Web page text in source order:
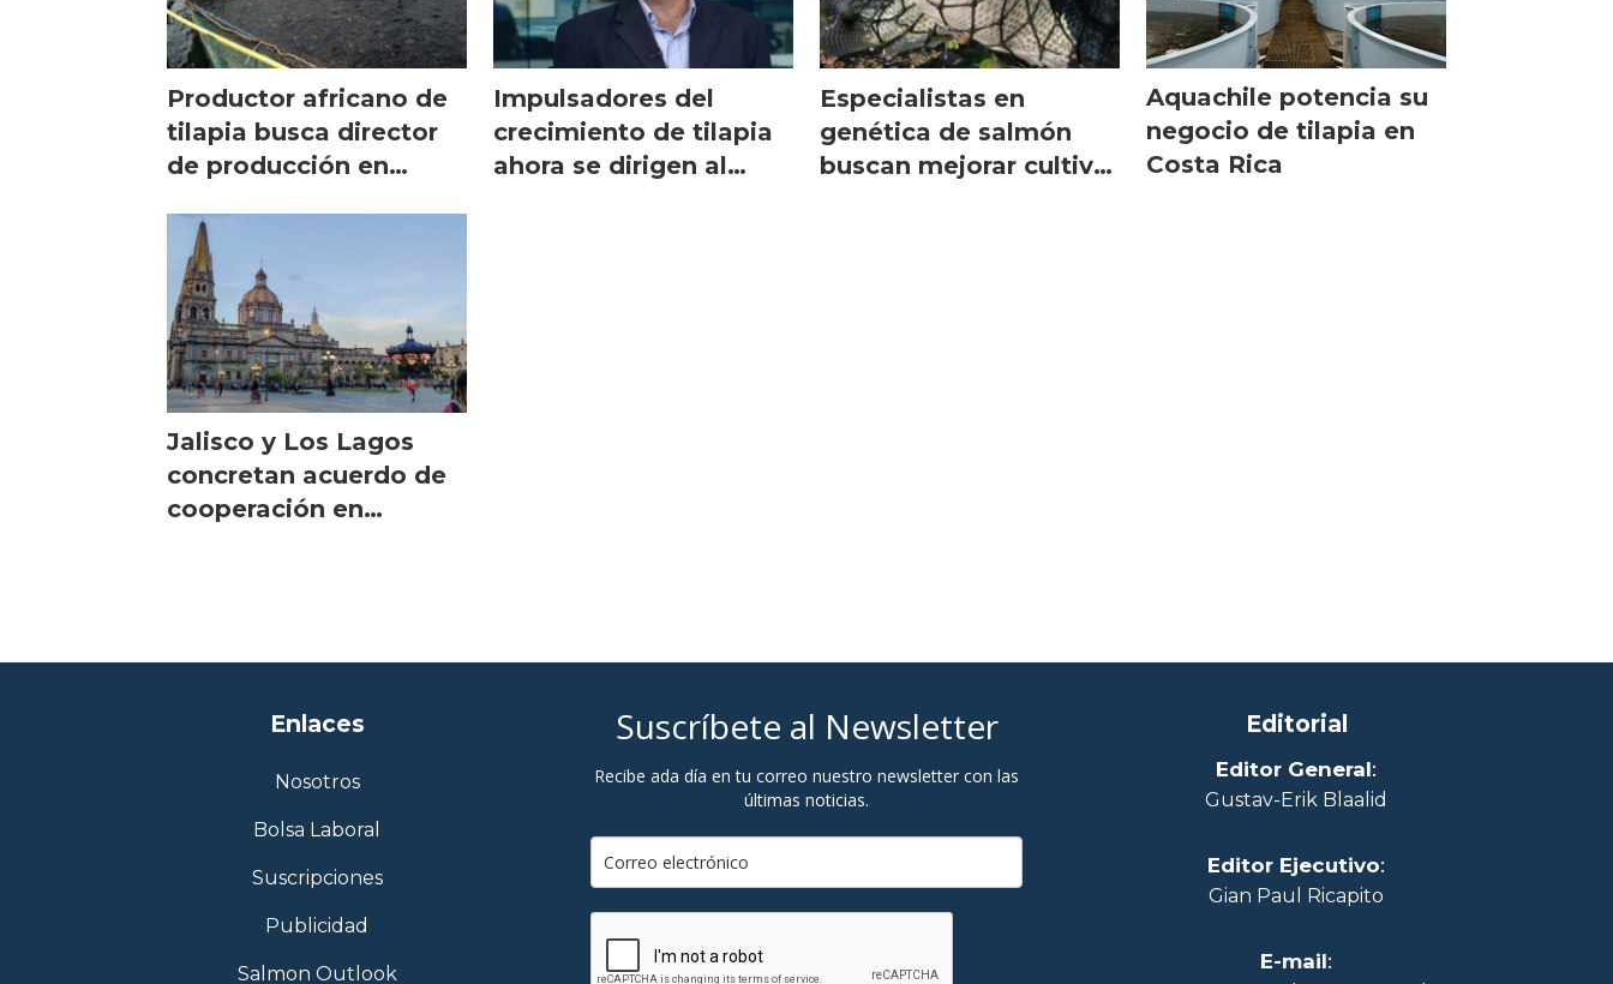
Productor africano de
tilapia busca director
de producción en
Impulsadores del
crecimiento de tilapia
ahora se dirigen al
Especialistas en
genética de salmón
buscan mejorar cultivo
Aquachile potencia su
negocio de tilapia en
Costa Rica
Jalisco y Los Lagos
concretan acuerdo de
cooperación en
Enlaces
Nosotros
Bolsa Laboral
Suscripciones
Publicidad
Salmon Outlook
Suscríbete al Newsletter
Recibe ada día en tu correo nuestro newsletter con las
últimas noticias.
Editorial
Editor General:
Gustav-Erik Blaalid
Editor Ejecutivo:
Gian Paul Ricapito
E-mail: